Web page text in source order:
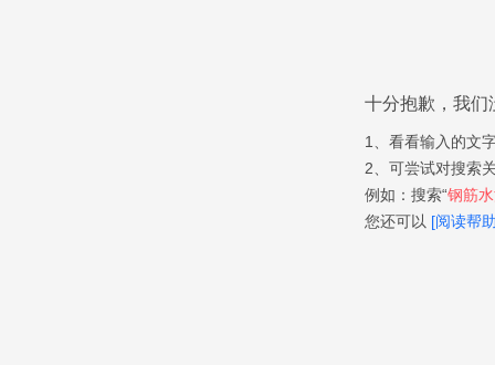
十分抱歉，我们
1、看看输入的文
2、可尝试对搜索
例如：搜索“钢筋
您还可以 [阅读帮